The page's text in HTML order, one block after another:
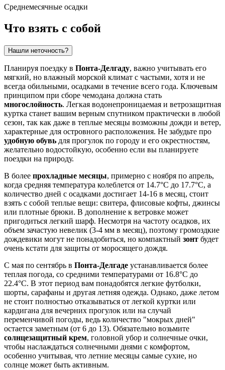
Среднемесячные осадки
Что взять с собой
Нашли неточность?
Планируя поездку в Понта-Делгаду, важно учитывать его
мягкий, но влажный морской климат с частыми, хотя и не
всегда обильными, осадками в течение всего года. Ключевым
принципом при сборе чемодана должна стать
многослойность. Легкая водонепроницаемая и ветрозащитная
куртка станет вашим верным спутником практически в любой
сезон, так как даже в теплые месяцы возможны дожди и ветер,
характерные для островного расположения. Не забудьте про
удобную обувь для прогулок по городу и его окрестностям,
желательно водостойкую, особенно если вы планируете
поездки на природу.
В более прохладные месяцы, примерно с ноября по апрель,
когда средняя температура колеблется от 14.7°C до 17.7°C, а
количество дней с осадками достигает 14-16 в месяц, стоит
взять с собой теплые вещи: свитера, флисовые кофты, джинсы
или плотные брюки. В дополнение к ветровке может
пригодиться легкий шарф. Несмотря на частоту осадков, их
объем зачастую невелик (3-4 мм в месяц), поэтому громоздкие
дождевики могут не понадобиться, но компактный зонт будет
очень кстати для защиты от моросящего дождя.
С мая по сентябрь в Понта-Делгаде устанавливается более
теплая погода, со средними температурами от 16.8°C до
22.4°C. В этот период вам понадобятся легкие футболки,
шорты, сарафаны и другая летняя одежда. Однако, даже летом
не стоит полностью отказываться от легкой куртки или
кардигана для вечерних прогулок или на случай
переменчивой погоды, ведь количество "мокрых дней"
остается заметным (от 6 до 13). Обязательно возьмите
солнцезащитный крем, головной убор и солнечные очки,
чтобы наслаждаться солнечными днями с комфортом,
особенно учитывая, что летние месяцы самые сухие, но
солнце может быть активным.